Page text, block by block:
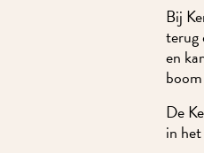
Bij
terug
en
De
in